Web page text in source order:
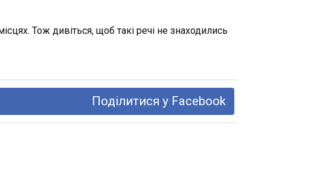
Тож дивіться, щоб такі речі не знаходились
Поділитися у Facebook